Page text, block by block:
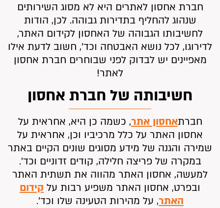
חברת אחסון לאתרים היא לא מסוג השירותים
שנהוג להחליף בתדירות גבוהה. לכן, הודות
לחשיבותו הגבוהה של האחסון לקידום האתר,
לדירוגו, לכל נושא האבטחה וכד’, חשוב לדעת אילו
מאפיינים יש לבדוק לפני שבוחרים חברת אחסון
לאתר!
חשיבותה של חברת אחסון
חברתאחסון אתר, כשמה כן היא, אחראית על
אחסון האתר על כלל מרכיביו וכן, אחראית על
שמירה והגנה של מידע מסוגים שונים הקיים באתר
במקרה של פריצה חלילה, קודים זדוניים וכד’.
למעשה, אחסון האתר מהווה את תשתית האתר
ובפרט, אחסון האתר משפיע רבות על קידום
האתר, על מהירות הטעינה שלו וכד’.